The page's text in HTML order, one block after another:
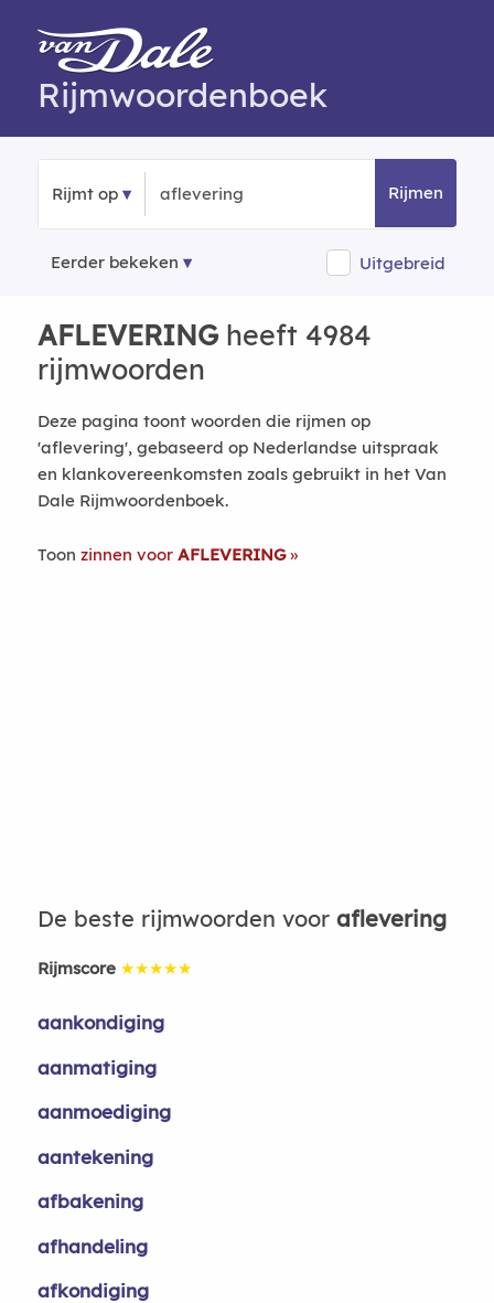
Rijmwoordenboek
Rijmt op Rijmen
Eerder bekeken Uitgebreid
AFLEVERINGheeft 4984
rijmwoorden
Deze pagina toont woorden die rijmen op
'aflevering', gebaseerd op Nederlandse uitspraak
en klankovereenkomsten zoals gebruikt in het Van
Dale Rijmwoordenboek.
Toon zinnen voor AFLEVERING
De beste rijmwoorden voor aflevering
Rijmscore ★★★★★
aankondiging
aanmatiging
aanmoediging
aantekening
afbakening
afhandeling
afkondiging